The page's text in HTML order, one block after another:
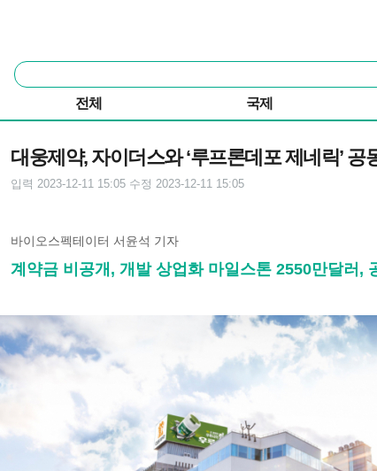
통
합
색
전체 국제
대웅제약, 자이더스와 ‘루프론데포 제네릭’ 공
입력 2023-12-11 15:05 수정 2023-12-11 15:05
바이오스펙테이터 서윤석 기자
계약금 비공개, 개발 상업화 마일스톤 2550만달러,